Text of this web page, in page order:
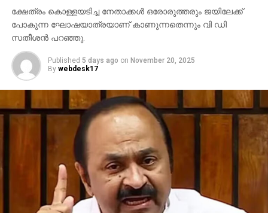
അഭിമുഖത്തില്‍ പറഞ്ഞു. മിഷന്‍ 90 ഡേയ്‌സ് ബോക്‌സ്
ഓഫീസില്‍ വലിയ വിജയം നേടിയില്ലെങ്കിലും
ചിത്രത്തിന്റെ ലൊക്കേഷന്‍ ഓര്‍മ്മകളില്‍ ഈ
സംഭവത്തിന് പ്രത്യേക സ്ഥാനമുണ്ട്.
ക്ഷേത്രം കൊള്ളയടിച്ച നേതാക്കള്‍ ഒരോരുത്തരും ജയിലേക്ക്
പോകുന്ന ഘോഷയാത്രയാണ് കാണുന്നതെന്നും വി ഡി
സതീശന്‍ പറഞ്ഞു.
Published 5 days ago on November 20, 2025
By webdesk17